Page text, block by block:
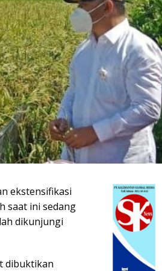
ekstensifikasi
saat ini sedang
dikunjungi
dibuktikan